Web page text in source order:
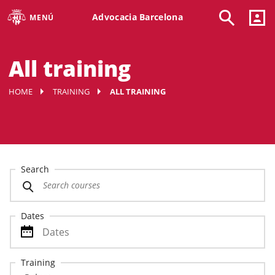
MENÚ Advocacia Barcelona
All training
HOME TRAINING ALL TRAINING
Search
Dates
Training